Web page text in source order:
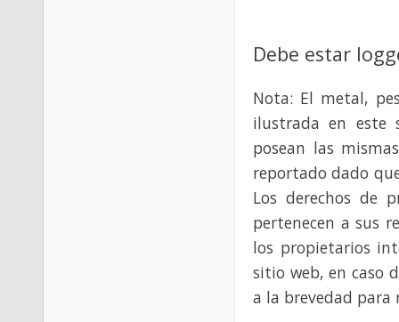
Debe estar
Nota: El metal,
ilustrada en este
posean las
reportado dado
Los derechos de
pertenecen a sus
los propietarios
sitio web, en caso
a la brevedad para